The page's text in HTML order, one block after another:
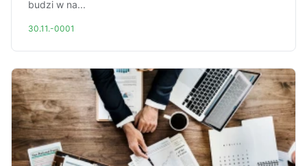
budzi w na...
30.11.-0001